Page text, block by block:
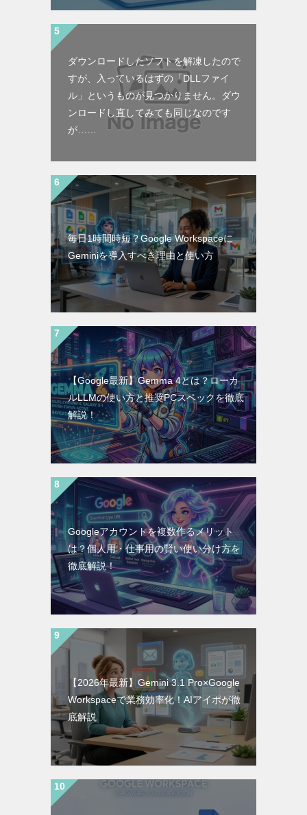
ダウンロードしたソフトを解凍したので
すが、入っているはずの「DLLファイ
ル」というものが見つかりません。ダウ
ンロードし直してみても同じなのです
が……
毎日1時間時短？Google Workspaceに
Geminiを導入すべき理由と使い方
【Google最新】Gemma 4とは？ローカ
ルLLMの使い方と推奨PCスペックを徹底
解説！
Googleアカウントを複数作るメリット
は？個人用・仕事用の賢い使い分け方を
徹底解説！
【2026年最新】Gemini 3.1 Pro×Google
Workspaceで業務効率化！AIアイポが徹
底解説